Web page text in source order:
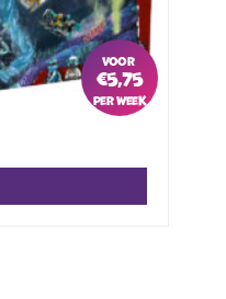
€5,75